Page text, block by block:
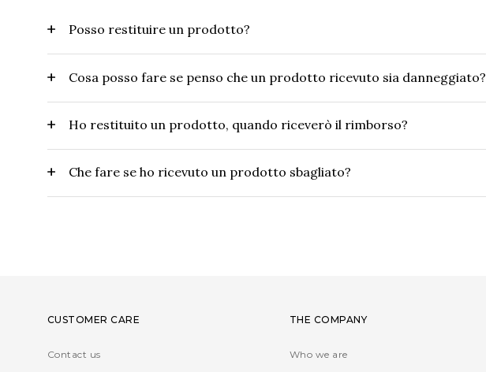
Posso restituire un prodotto?
Cosa posso fare se penso che un prodotto ricevuto sia danneggiato?
Ho restituito un prodotto, quando riceverò il rimborso?
Che fare se ho ricevuto un prodotto sbagliato?
CUSTOMER CARE
Contact us
THE COMPANY
Who we are